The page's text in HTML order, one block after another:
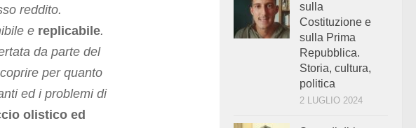
reddito.
e replicabile.
da parte del
per quanto
ed i problemi di
olistico ed
sulla
Costituzione e
sulla Prima
Repubblica.
Storia, cultura,
politica
2 LUGLIO 2024